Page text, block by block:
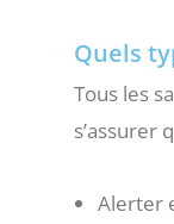
Quels
Tous les
s’assurer
Alerter